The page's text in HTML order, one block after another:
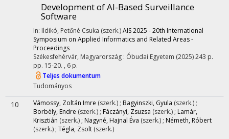
Development of AI-Based Surveillance
Software
In: Ildikó, Petőné Csuka (szerk.)AIS 2025 - 20th International
Symposium on Applied Informatics and Related Areas -
Proceedings
Székesfehérvár, Magyarország : Óbudai Egyetem (2025)243 p.
pp. 15-20. , 6 p.
Teljes dokumentum
Tudományos
10 Vámossy, Zoltán Imre (szerk.) ; Bagyinszki, Gyula (szerk.) ;
Borbély, Endre (szerk.) ; Fáczányi, Zsuzsa (szerk.) ; Lamár,
Krisztián (szerk.) ; Nagyné, Hajnal Éva (szerk.) ; Németh, Róbert
(szerk.) ; Tégla, Zsolt (szerk.)